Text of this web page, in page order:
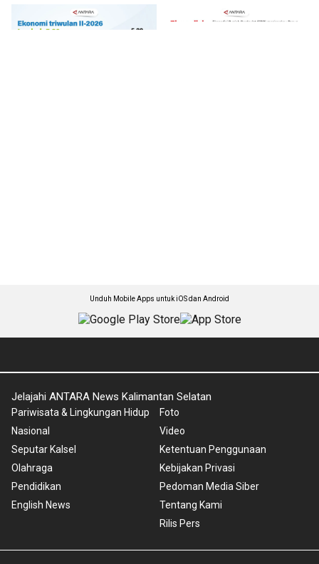
Unduh Mobile Apps untuk iOS dan Android
Jelajahi ANTARA News Kalimantan Selatan
Pariwisata & Lingkungan Hidup
Nasional
Seputar Kalsel
Olahraga
Pendidikan
English News
Foto
Video
Ketentuan Penggunaan
Kebijakan Privasi
Pedoman Media Siber
Tentang Kami
Rilis Pers